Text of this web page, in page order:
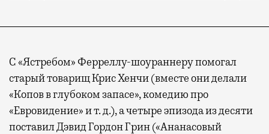
С «Ястребом» Ферреллу-шоураннеру помогал
старый товарищ Крис Хенчи (вместе они делали
«Копов в глубоком запасе», комедию про
«Евровидение» и т. д.), а четыре эпизода из десяти
поставил Дэвид Гордон Грин («Ананасовый